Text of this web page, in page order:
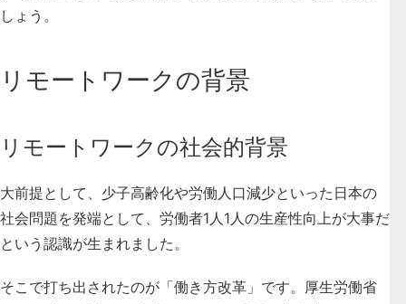
しょう。
リモートワークの背景
リモートワークの社会的背景
大前提として、少子高齢化や労働人口減少といった日本の
社会問題を発端として、 労働者1人1人の生産性向上が大事だ
という認識が生まれました。
そこで打ち出されたのが「働き方改革」です。厚生労働省